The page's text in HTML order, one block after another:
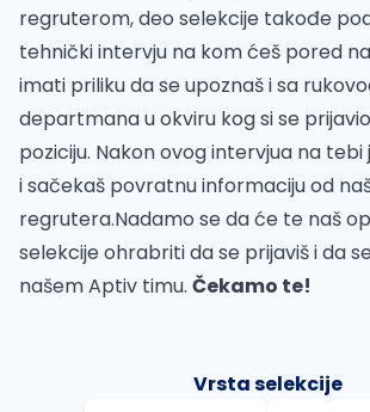
regruterom, deo selekcije takođe
tehnički intervju na kom ćeš pored
imati priliku da se upoznaš i sa
departmana u okviru kog si se
poziciju. Nakon ovog intervjua na tebi
i sačekaš povratnu informaciju od
regrutera.Nadamo se da će te naš
selekcije ohrabriti da se prijaviš i da
našem Aptiv timu. Čekamo te!
Vrsta selekcije